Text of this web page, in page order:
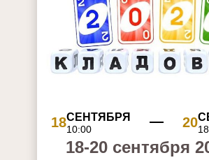
18СЕНТЯБРЯ
10:00 20
18-20 сентября